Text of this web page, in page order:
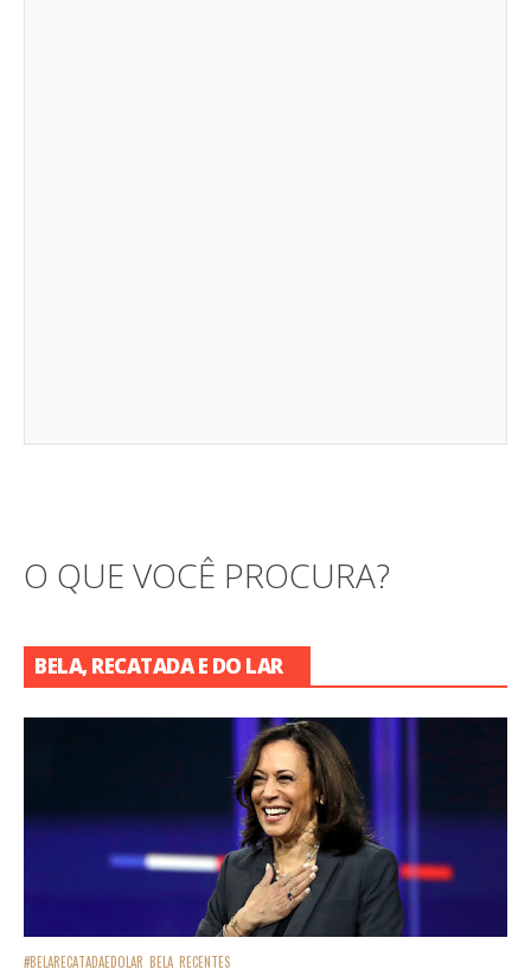
O QUE VOCÊ PROCURA?
BELA, RECATADA E DO LAR
#BELARECATADAEDOLAR BELA RECENTES